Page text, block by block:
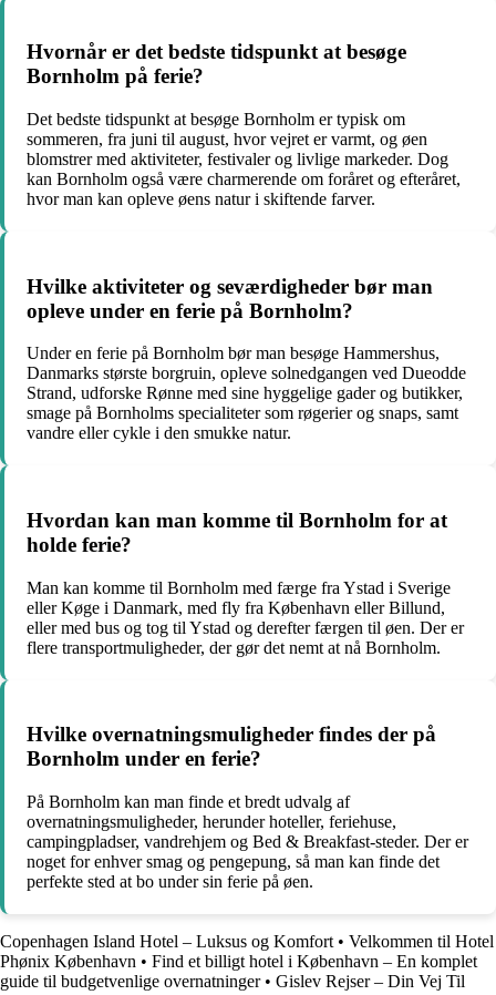
Hvornår er det bedste tidspunkt at besøge
Bornholm på ferie?
Det bedste tidspunkt at besøge Bornholm er typisk om
sommeren, fra juni til august, hvor vejret er varmt, og øen
blomstrer med aktiviteter, festivaler og livlige markeder. Dog
kan Bornholm også være charmerende om foråret og efteråret,
hvor man kan opleve øens natur i skiftende farver.
Hvilke aktiviteter og seværdigheder bør man
opleve under en ferie på Bornholm?
Under en ferie på Bornholm bør man besøge Hammershus,
Danmarks største borgruin, opleve solnedgangen ved Dueodde
Strand, udforske Rønne med sine hyggelige gader og butikker,
smage på Bornholms specialiteter som røgerier og snaps, samt
vandre eller cykle i den smukke natur.
Hvordan kan man komme til Bornholm for at
holde ferie?
Man kan komme til Bornholm med færge fra Ystad i Sverige
eller Køge i Danmark, med fly fra København eller Billund,
eller med bus og tog til Ystad og derefter færgen til øen. Der er
flere transportmuligheder, der gør det nemt at nå Bornholm.
Hvilke overnatningsmuligheder findes der på
Bornholm under en ferie?
På Bornholm kan man finde et bredt udvalg af
overnatningsmuligheder, herunder hoteller, feriehuse,
campingpladser, vandrehjem og Bed & Breakfast-steder. Der er
noget for enhver smag og pengepung, så man kan finde det
perfekte sted at bo under sin ferie på øen.
Copenhagen Island Hotel – Luksus og Komfort • Velkommen til Hotel
Phønix København • Find et billigt hotel i København – En komplet
guide til budgetvenlige overnatninger• Gislev Rejser – Din Vej Til